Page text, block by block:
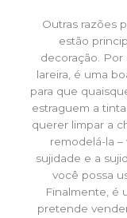
Outras razões
estão
decoração. Por
lareira, é uma
para que
estraguem a
querer limpar a
remodelá-la
sujidade e a
você possa
Finalmente, é
pretende